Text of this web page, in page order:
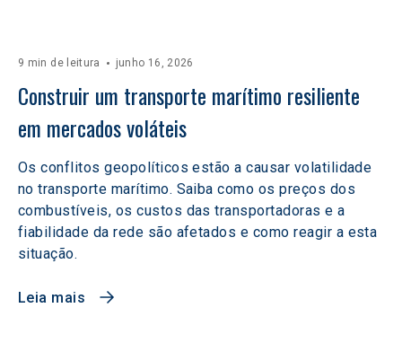
9 min de leitura junho 16, 2026
Construir um transporte marítimo resiliente
em mercados voláteis
Os conflitos geopolíticos estão a causar volatilidade
no transporte marítimo. Saiba como os preços dos
combustíveis, os custos das transportadoras e a
fiabilidade da rede são afetados e como reagir a esta
situação.
Leia mais